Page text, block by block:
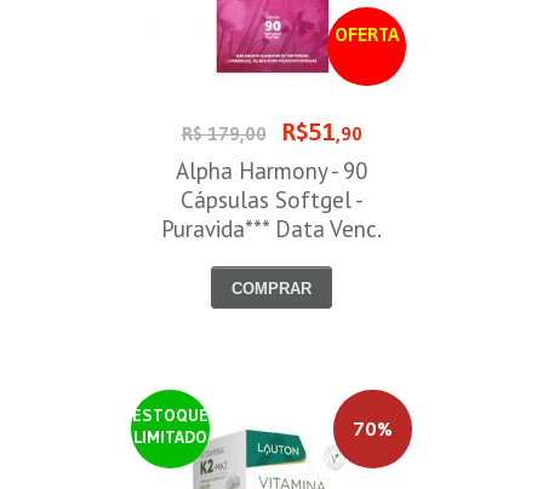
OFERTA
R$ 179,00 R$51,90
Alpha Harmony - 90
Cápsulas Softgel -
Puravida*** Data Venc.
COMPRAR
ESTOQUE
LIMITADO
70%